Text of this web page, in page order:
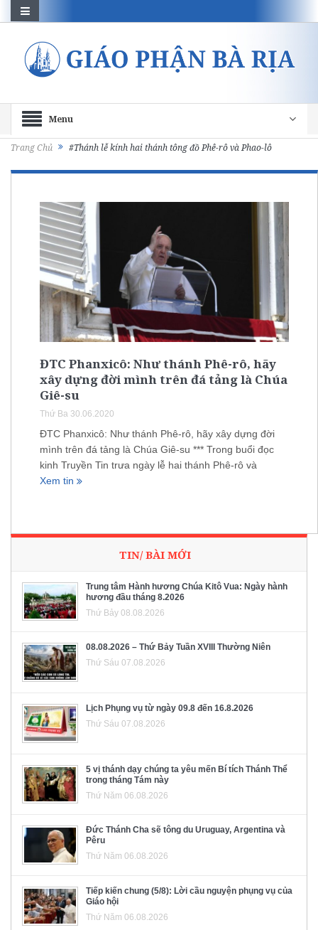
Menu
Trang Chủ #Thánh lễ kính hai thánh tông đồ Phê-rô và Phao-lô
ĐTC Phanxicô: Như thánh Phê-rô, hãy
xây dựng đời mình trên đá tảng là Chúa
Giê-su
Thứ Ba 30.06.2020
ĐTC Phanxicô: Như thánh Phê-rô, hãy xây dựng đời
mình trên đá tảng là Chúa Giê-su *** Trong buổi đọc
kinh Truyền Tin trưa ngày lễ hai thánh Phê-rô và
Xem tin
TIN/ BÀI MỚI
Trung tâm Hành hương Chúa Kitô Vua: Ngày hành
hương đầu tháng 8.2026
Thứ Bảy 08.08.2026
08.08.2026 – Thứ Bảy Tuần XVIII Thường Niên
Thứ Sáu 07.08.2026
Lịch Phụng vụ từ ngày 09.8 đến 16.8.2026
Thứ Sáu 07.08.2026
5 vị thánh dạy chúng ta yêu mến Bí tích Thánh Thể
trong tháng Tám này
Thứ Năm 06.08.2026
Đức Thánh Cha sẽ tông du Uruguay, Argentina và
Pêru
Thứ Năm 06.08.2026
Tiếp kiến chung (5/8): Lời cầu nguyện phụng vụ của
Giáo hội
Thứ Năm 06.08.2026